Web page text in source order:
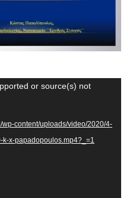
or source(s) not
wp-content/uploads/video/2020/4-
x-papadopoulos.mp4?_=1